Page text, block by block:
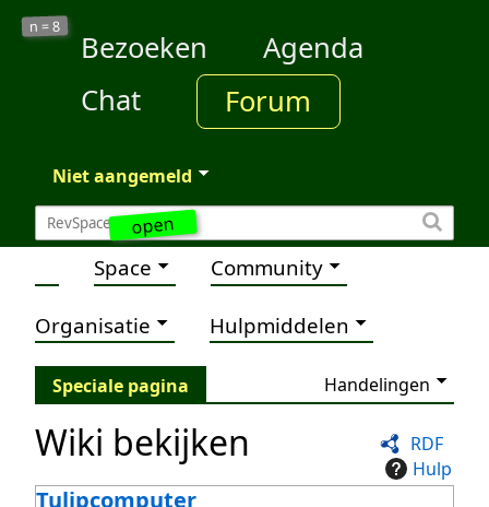
open
n =8
Bezoeken
Agenda
Chat
Forum
Niet aangemeld
Space Community
Organisatie Hulpmiddelen
Speciale pagina Handelingen
RDF
Hulp
Wiki bekijken
Tulipcomputer